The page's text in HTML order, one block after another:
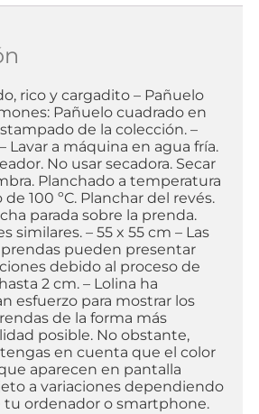
rico y cargadito – Pañuelo
Pañuelo cuadrado en
de la colección. –
Lavar a máquina en agua fría.
No usar secadora. Secar
Planchado a temperatura
100 ºC. Planchar del revés.
parada sobre la prenda.
similares. – 55 x 55 cm – Las
pueden presentar
debido al proceso de
2 cm. – Lolina ha
esfuerzo para mostrar los
de la forma más
posible. No obstante,
en cuenta que el color
aparecen en pantalla
a variaciones dependiendo
tu ordenador o smartphone.